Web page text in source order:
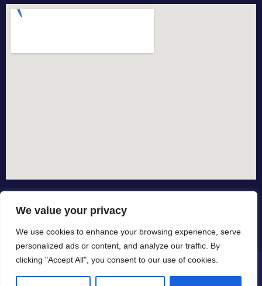
We value your privacy
We use cookies to enhance your browsing experience, serve
personalized ads or content, and analyze our traffic. By
clicking "Accept All", you consent to our use of cookies.
© All rights reserved dal 2015